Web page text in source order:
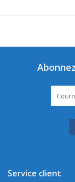
Service client